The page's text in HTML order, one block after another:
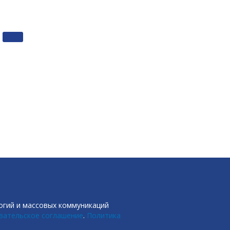
и массовых коммуникаций
соглашение. Политика